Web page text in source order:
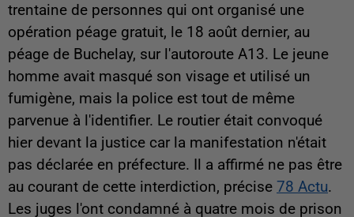
trentaine de personnes qui ont organisé une
opération péage gratuit, le 18 août dernier, au
péage de Buchelay, sur l'autoroute A13. Le jeune
homme avait masqué son visage et utilisé un
fumigène, mais la police est tout de même
parvenue à l'identifier. Le routier était convoqué
hier devant la justice car la manifestation n'était
pas déclarée en préfecture. Il a affirmé ne pas être
au courant de cette interdiction, précise 78 Actu.
Les juges l'ont condamné à quatre mois de prison